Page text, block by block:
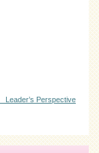
Perspective